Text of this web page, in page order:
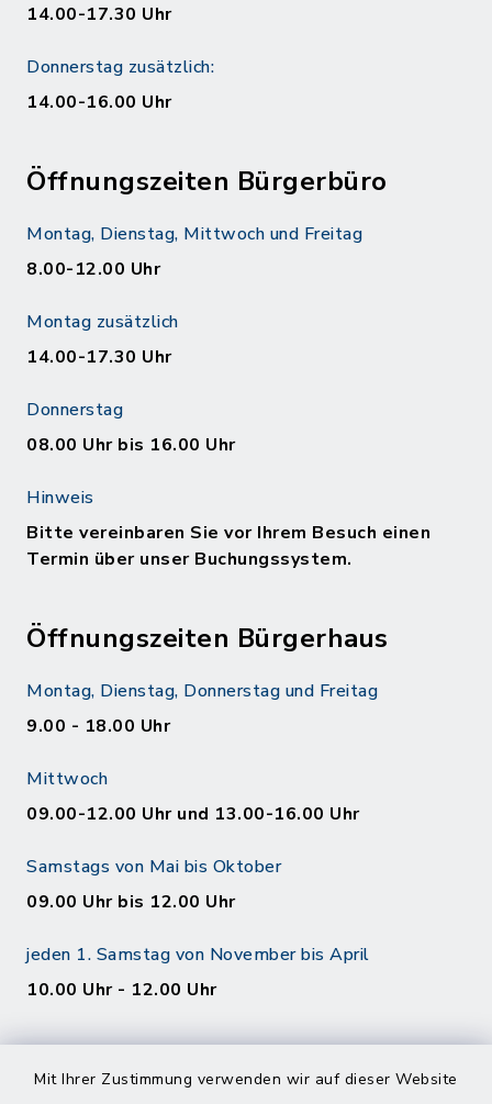
Mit Ihrer Zustimmung verwenden wir auf dieser Website
14.00-17.30 Uhr
Donnerstag zusätzlich:
14.00-16.00 Uhr
Öffnungszeiten Bürgerbüro
Montag, Dienstag, Mittwoch und Freitag
8.00-12.00 Uhr
Montag zusätzlich
14.00-17.30 Uhr
Donnerstag
08.00 Uhr bis 16.00 Uhr
Hinweis
Bitte vereinbaren Sie vor Ihrem Besuch einen
Termin über unser Buchungssystem.
Öffnungszeiten Bürgerhaus
Montag, Dienstag, Donnerstag und Freitag
9.00 - 18.00 Uhr
Mittwoch
09.00-12.00 Uhr und 13.00-16.00 Uhr
Samstags von Mai bis Oktober
09.00 Uhr bis 12.00 Uhr
jeden 1. Samstag von November bis April
10.00 Uhr - 12.00 Uhr